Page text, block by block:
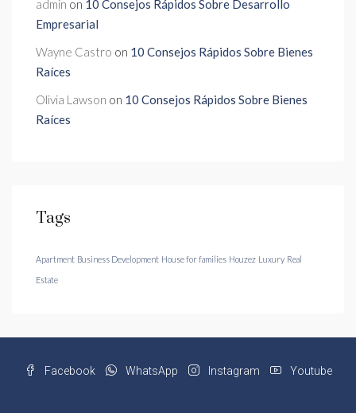
admin on 10 Consejos Rápidos Sobre Desarrollo
Empresarial
Wayne Castro on 10 Consejos Rápidos Sobre Bienes
Raíces
Olivia Lawson on 10 Consejos Rápidos Sobre Bienes
Raíces
Tags
Apartment Business Development House for families Houzez Luxury Real
Estate
Facebook WhatsApp Instagram Youtube